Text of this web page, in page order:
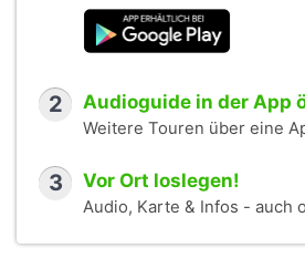
2 Audioguide in der App
Weitere Touren über eine
3 Vor Ort loslegen!
Audio, Karte & Infos - auch